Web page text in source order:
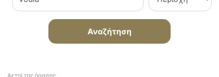
Αναζήτηση
Αετοί της όρασης